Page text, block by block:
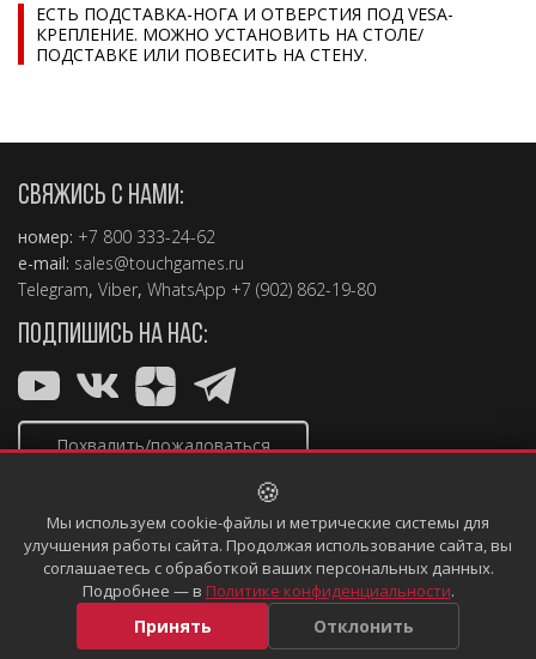
ЕСТЬ ПОДСТАВКА-НОГА И ОТВЕРСТИЯ ПОД VESA-
КРЕПЛЕНИЕ. МОЖНО УСТАНОВИТЬ НА СТОЛЕ/
ПОДСТАВКЕ ИЛИ ПОВЕСИТЬ НА СТЕНУ.
СВЯЖИСЬ С НАМИ:
номер: +7 800 333-24-62
e-mail: sales@touchgames.ru
Telegram, Viber, WhatsApp +7 (902) 862-19-80
ПОДПИШИСЬ НА НАС:
Похвалить/пожаловаться
Copyright © 2004 – 2026, TouchGames
Политика конфиденциальности Информация, размещённая
на сайте, не является публичной офертой
🍪
Мы используем cookie-файлы и метрические системы для
улучшения работы сайта. Продолжая использование сайта, вы
соглашаетесь с обработкой ваших персональных данных.
Подробнее — в Политике конфиденциальности.
Принять Отклонить